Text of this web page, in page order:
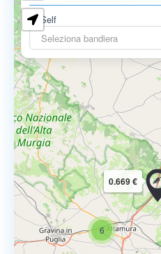
Self
Seleziona bandiera
6
0.669 €